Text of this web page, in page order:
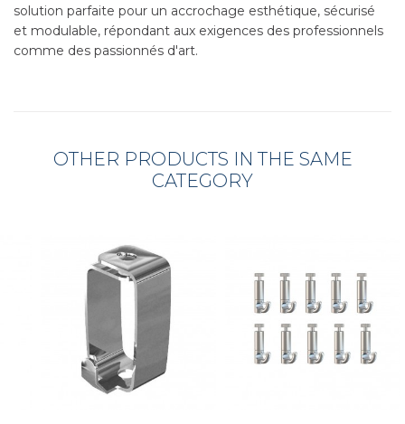
solution parfaite pour un accrochage esthétique, sécurisé
et modulable, répondant aux exigences des professionnels
comme des passionnés d'art.
OTHER PRODUCTS IN THE SAME
CATEGORY